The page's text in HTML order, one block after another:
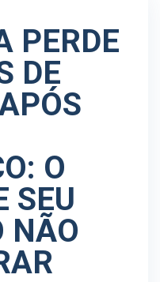
PERDE
DE
O
SEU
NÃO